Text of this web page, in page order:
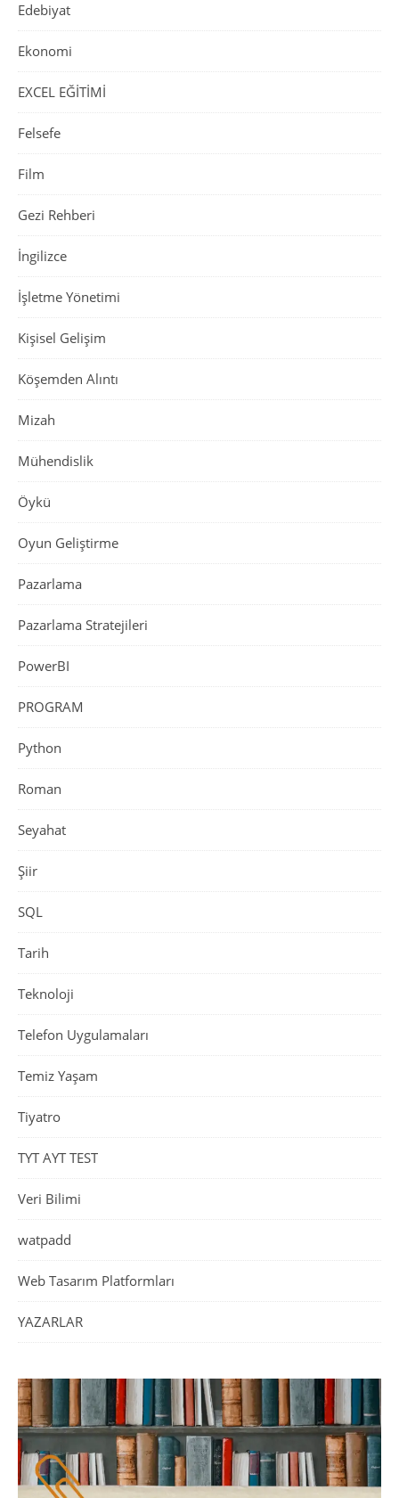
Edebiyat
Ekonomi
EXCEL EĞİTİMİ
Felsefe
Film
Gezi Rehberi
İngilizce
İşletme Yönetimi
Kişisel Gelişim
Köşemden Alıntı
Mizah
Mühendislik
Öykü
Oyun Geliştirme
Pazarlama
Pazarlama Stratejileri
PowerBI
PROGRAM
Python
Roman
Seyahat
Şiir
SQL
Tarih
Teknoloji
Telefon Uygulamaları
Temiz Yaşam
Tiyatro
TYT AYT TEST
Veri Bilimi
watpadd
Web Tasarım Platformları
YAZARLAR